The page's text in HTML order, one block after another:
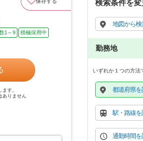
1～9
積極採用中
す。
ありません
検索条件を変
地図から検
勤務地
いずれか１つの方法
都道府県
駅・路線
通勤時間